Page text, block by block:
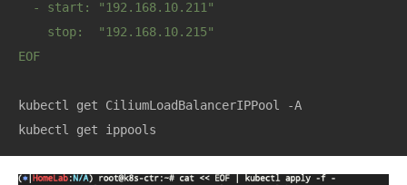
  - start: "192.168.10.211"
    stop:  "192.168.10.215"
EOF
kubectl get CiliumLoadBalancerIPPool -A
kubectl get ippools